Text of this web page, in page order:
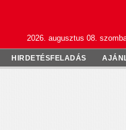
2026. augusztus 08.
HIRDETÉSFELADÁS